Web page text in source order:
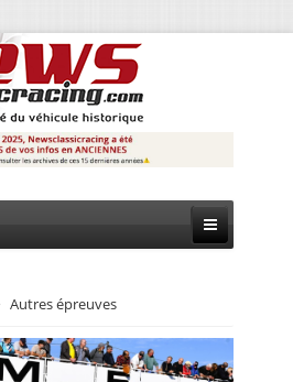
Autres épreuves